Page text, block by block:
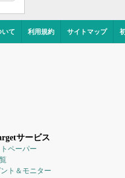
いて 利用規約 サイトマップ
サービス
ペーパー
ト＆モニター